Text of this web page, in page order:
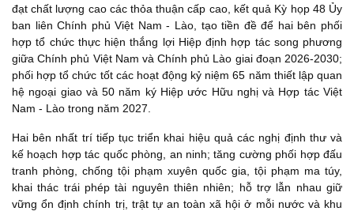
đạt chất lượng cao các thỏa thuận cấp cao, kết quả Kỳ họp 48 Ủy
ban liên Chính phủ Việt Nam - Lào, tạo tiền đề để hai bên phối
hợp tổ chức thực hiện thắng lợi Hiệp định hợp tác song phương
giữa Chính phủ Việt Nam và Chính phủ Lào giai đoạn 2026-2030;
phối hợp tổ chức tốt các hoạt động kỷ niệm 65 năm thiết lập quan
hệ ngoại giao và 50 năm ký Hiệp ước Hữu nghị và Hợp tác Việt
Nam - Lào trong năm 2027.
Hai bên nhất trí tiếp tục triển khai hiệu quả các nghị định thư và
kế hoạch hợp tác quốc phòng, an ninh; tăng cường phối hợp đấu
tranh phòng, chống tội phạm xuyên quốc gia, tội phạm ma túy,
khai thác trái phép tài nguyên thiên nhiên; hỗ trợ lẫn nhau giữ
vững ổn định chính trị, trật tự an toàn xã hội ở mỗi nước và khu